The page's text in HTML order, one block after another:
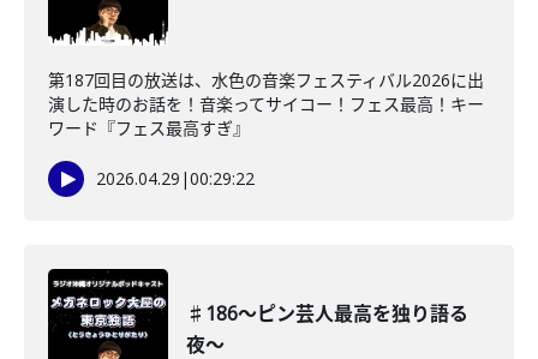
第187回目の放送は、水色の音楽フェスティバル2026に出
演した時のお話を！音楽ってサイコー！フェス最高！キー
ワード『フェス最高すぎ』
2026.04.29 |00:29:22
♯186〜ピン芸人最高を独り語る
夜〜